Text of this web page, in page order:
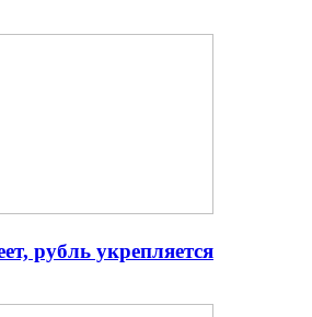
рубль укрепляется